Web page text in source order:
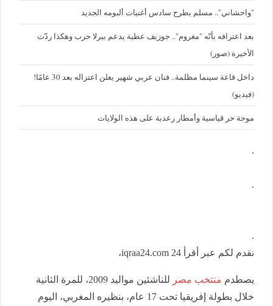
"واحشاني".. مسلم يطرح سادس أغنيات ألبومه الجديد
بعد اعترافه بأنّه "مغروم".. جوزيف عطية يدعم بيرلا حرب وهكذا ردّت
الأخيرة (صور)
داخل قاعة سينما مظلمة.. فنان عربي شهير يعلن اعتزاله بعد 30 عامًا!
(فيديو)
موجة حر قياسية وأمطار رعدية على هذه الولايات
.
.
.
نقدم لكم عبر أقرأ 24 iqraa24.com،
يصطدم منتخب مصر
للناشئين مواليد 2009، للمرة الثانية
خلال بطولة إفريقيا تحت 17 عام، بنظيره المغربي، اليوم